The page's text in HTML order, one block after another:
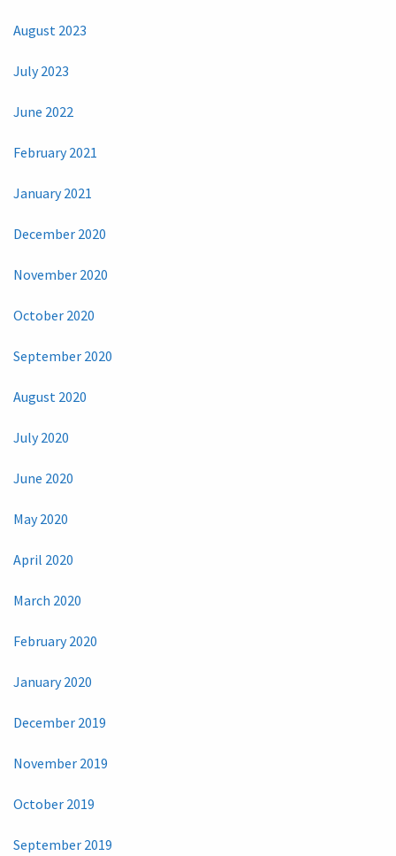
August 2023
July 2023
June 2022
February 2021
January 2021
December 2020
November 2020
October 2020
September 2020
August 2020
July 2020
June 2020
May 2020
April 2020
March 2020
February 2020
January 2020
December 2019
November 2019
October 2019
September 2019